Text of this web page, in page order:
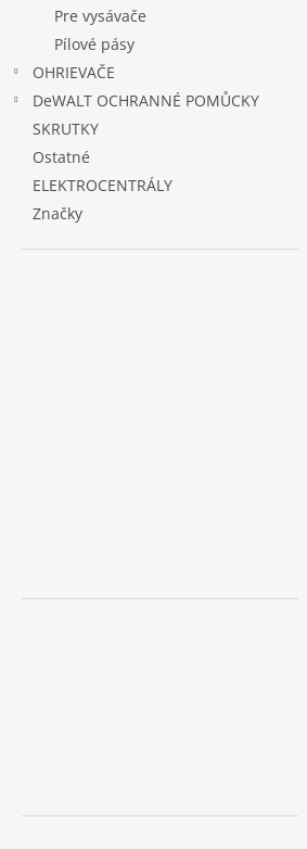
Pre vysávače
Pílové pásy
OHRIEVAČE
DeWALT OCHRANNÉ POMŮCKY
SKRUTKY
Ostatné
ELEKTROCENTRÁLY
Značky